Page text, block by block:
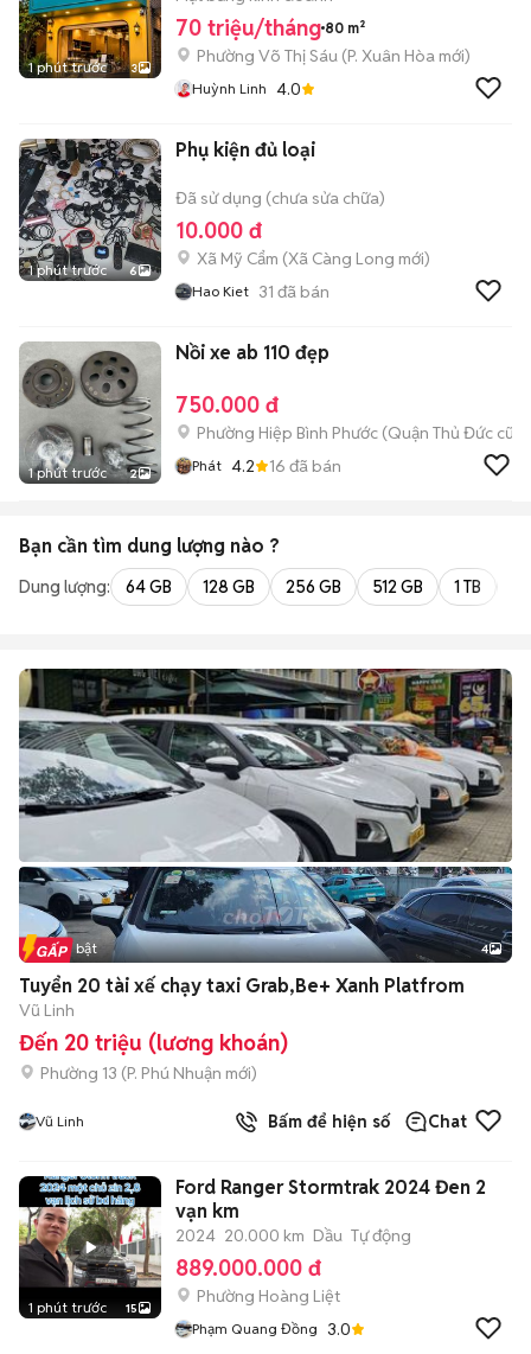
1 phút trước 3
70 triệu/tháng 80 m²
Phường Võ Thị Sáu (P. Xuân Hòa mới)
Huỳnh Linh 4.0
1 phút trước 6
Phụ kiện đủ loại
Đã sử dụng (chưa sửa chữa)
10.000 đ
Xã Mỹ Cẩm (Xã Càng Long mới)
Hao Kiet 31 đã bán
1 phút trước 2
Nồi xe ab 110 đẹp
750.000 đ
Phường Hiệp Bình Phước (Quận Thủ Đức cũ)
Phát 4.2 16 đã bán
Bạn cần tìm dung lượng nào ?
Dung lượng: 64 GB 128 GB 256 GB 512 GB 1 TB
Tin nổi bật 4
Tuyển 20 tài xế chạy taxi Grab,Be+ Xanh Platfrom
Vũ Linh
Đến 20 triệu (lương khoán)
Phường 13 (P. Phú Nhuận mới)
Vũ Linh Bấm để hiện số Chat
1 phút trước 15
Ford Ranger Stormtrak 2024 Đen 2
vạn km
2024 20.000 km Dầu Tự động
889.000.000 đ
Phường Hoàng Liệt
Phạm Quang Đồng 3.0